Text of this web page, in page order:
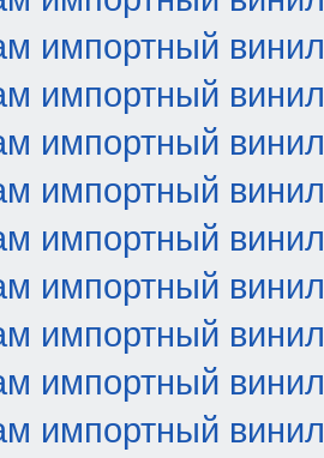
импортный винил
импортный винил
импортный винил
импортный винил
импортный винил
импортный винил
импортный винил
импортный винил
импортный винил